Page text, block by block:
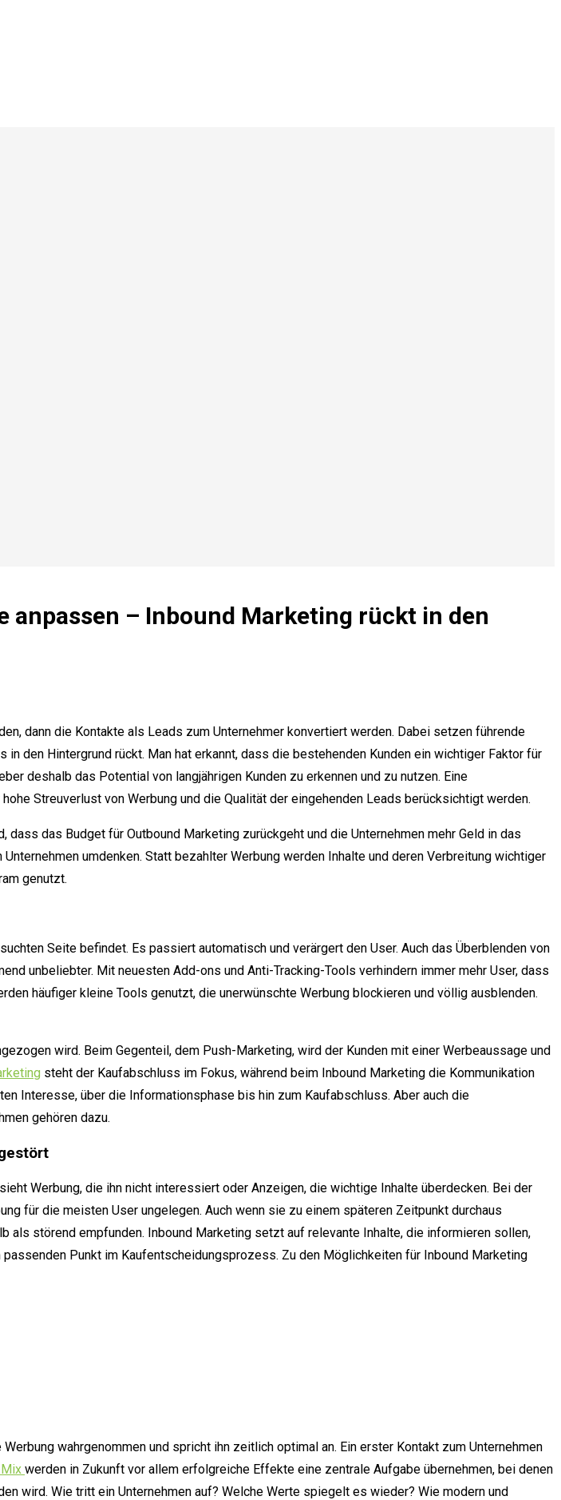
– Inbound Marketing rückt in den
dann die Kontakte als Leads zum Unternehmer konvertiert werden. Dabei setzen führende
in den Hintergrund rückt. Man hat erkannt, dass die bestehenden Kunden ein wichtiger Faktor für
deshalb das Potential von langjährigen Kunden zu erkennen und zu nutzen. Eine
Streuverlust von Werbung und die Qualität der eingehenden Leads berücksichtigt werden.
das Budget für Outbound Marketing zurückgeht und die Unternehmen mehr Geld in das
umdenken. Statt bezahlter Werbung werden Inhalte und deren Verbreitung wichtiger
genutzt.
Seite befindet. Es passiert automatisch und verärgert den User. Auch das Überblenden von
unbeliebter. Mit neuesten Add-ons und Anti-Tracking-Tools verhindern immer mehr User, dass
häufiger kleine Tools genutzt, die unerwünschte Werbung blockieren und völlig ausblenden.
wird. Beim Gegenteil, dem Push-Marketing, wird der Kunden mit einer Werbeaussage und
steht der Kaufabschluss im Fokus, während beim Inbound Marketing die Kommunikation
Interesse, über die Informationsphase bis hin zum Kaufabschluss. Aber auch die
gehören dazu.
Werbung, die ihn nicht interessiert oder Anzeigen, die wichtige Inhalte überdecken. Bei der
für die meisten User ungelegen. Auch wenn sie zu einem späteren Zeitpunkt durchaus
störend empfunden. Inbound Marketing setzt auf relevante Inhalte, die informieren sollen,
Punkt im Kaufentscheidungsprozess. Zu den Möglichkeiten für Inbound Marketing
wahrgenommen und spricht ihn zeitlich optimal an. Ein erster Kontakt zum Unternehmen
werden in Zukunft vor allem erfolgreiche Effekte eine zentrale Aufgabe übernehmen, bei denen
wird. Wie tritt ein Unternehmen auf? Welche Werte spiegelt es wieder? Wie modern und